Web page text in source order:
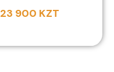
23 900 KZT